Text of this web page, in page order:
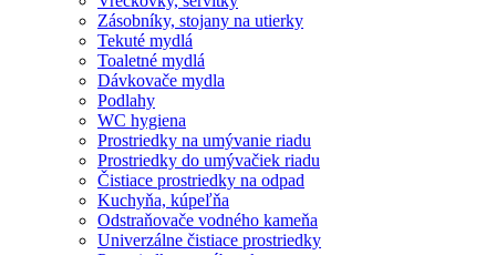
Zásobníky, stojany na utierky
Tekuté mydlá
Toaletné mydlá
Dávkovače mydla
Podlahy
WC hygiena
Prostriedky na umývanie riadu
Prostriedky do umývačiek riadu
Čistiace prostriedky na odpad
Kuchyňa, kúpeľňa
Odstraňovače vodného kameňa
Univerzálne čistiace prostriedky